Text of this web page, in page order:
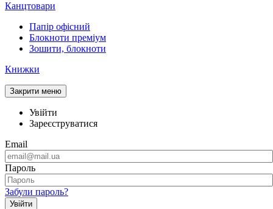
Канцтовари
Папір офісний
Блокноти преміум
Зошити, блокноти
Книжки
Закрити меню
Увійти
Зареєструватися
Email
Пароль
Забули пароль?
Увійти